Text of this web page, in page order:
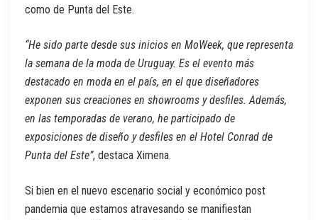
como de Punta del Este.
“He sido parte desde sus inicios en MoWeek, que representa
la semana de la moda de Uruguay. Es el evento más
destacado en moda en el país, en el que diseñadores
exponen sus creaciones en showrooms y desfiles. Además,
en las temporadas de verano, he participado de
exposiciones de diseño y desfiles en el Hotel Conrad de
Punta del Este”, destaca Ximena.
Si bien en el nuevo escenario social y económico post
pandemia que estamos atravesando se manifiestan